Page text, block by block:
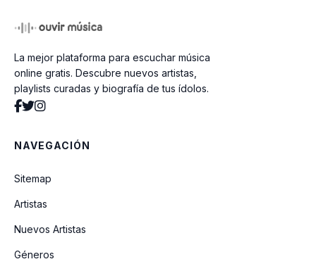
Secretos Del Corazon
La mejor plataforma para escuchar música
online gratis. Descubre nuevos artistas,
playlists curadas y biografía de tus ídolos.
NAVEGACIÓN
Sitemap
Artistas
Nuevos Artistas
Géneros